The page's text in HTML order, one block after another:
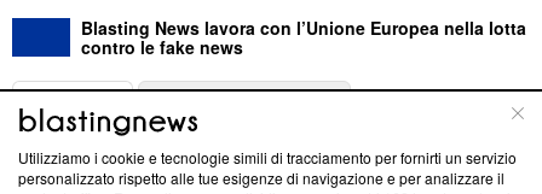
Blasting News lavora con l’Unione Europea nella lotta
contro le fake news
ABOUT
Questa sezione offre informazioni trasparenti su Blasting
Utilizziamo i cookie e tecnologie simili di tracciamento per fornirti un servizio
personalizzato rispetto alle tue esigenze di navigazione e per analizzare il